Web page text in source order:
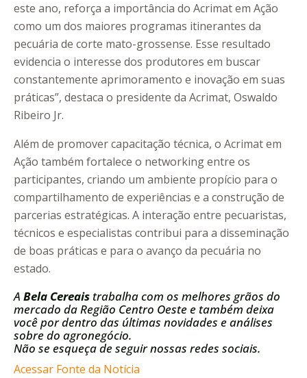
este ano, reforça a importância do Acrimat em Ação
como um dos maiores programas itinerantes da
pecuária de corte mato-grossense. Esse resultado
evidencia o interesse dos produtores em buscar
constantemente aprimoramento e inovação em suas
práticas”, destaca o presidente da Acrimat, Oswaldo
Ribeiro Jr.
Além de promover capacitação técnica, o Acrimat em
Ação também fortalece o networking entre os
participantes, criando um ambiente propício para o
compartilhamento de experiências e a construção de
parcerias estratégicas. A interação entre pecuaristas,
técnicos e especialistas contribui para a disseminação
de boas práticas e para o avanço da pecuária no
estado.
A Bela Cereais trabalha com os melhores grãos do
mercado da Região Centro Oeste e também deixa
você por dentro das últimas novidades e análises
sobre do agronegócio.
Não se esqueça de seguir nossas redes sociais.
Acessar Fonte da Notícia